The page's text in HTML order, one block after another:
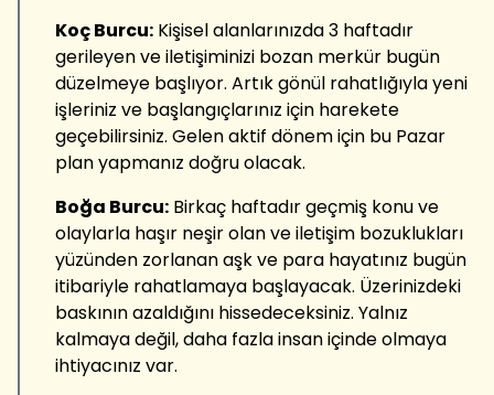
Koç Burcu: Kişisel alanlarınızda 3 haftadır
gerileyen ve iletişiminizi bozan merkür bugün
düzelmeye başlıyor. Artık gönül rahatlığıyla yeni
işleriniz ve başlangıçlarınız için harekete
geçebilirsiniz. Gelen aktif dönem için bu Pazar
plan yapmanız doğru olacak.
Boğa Burcu: Birkaç haftadır geçmiş konu ve
olaylarla haşır neşir olan ve iletişim bozuklukları
yüzünden zorlanan aşk ve para hayatınız bugün
itibariyle rahatlamaya başlayacak. Üzerinizdeki
baskının azaldığını hissedeceksiniz. Yalnız
kalmaya değil, daha fazla insan içinde olmaya
ihtiyacınız var.